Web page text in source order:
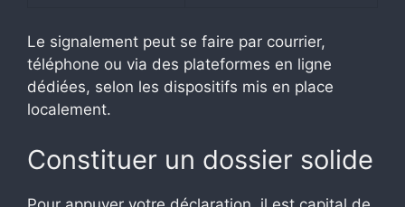
Le signalement peut se faire par courrier,
téléphone ou via des plateformes en ligne
dédiées, selon les dispositifs mis en place
localement.
Constituer un dossier solide